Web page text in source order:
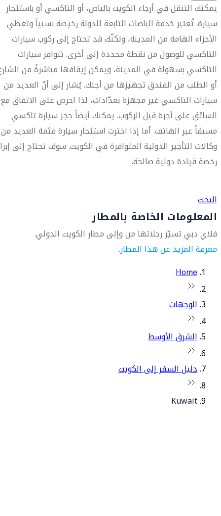
يمكنك التنقل في أرجاء الكويت بالباص، أو التاكسي أو باستئجار
سيارة. تُعتبر خدمة الباصات التابعة للدولة رخيصة نسبياً وتغطي
الأجزاء الهامة من المدينة، ولكنّك قد تحتاج إلى ركوب سيارات
التاكسي للوصول من نقطة محددة إلى أخرى. تتوافر سيارات
التاكسي بسهولة في المدينة، ويمكن إيقافها مباشرةً من
أو الطلب من الفندق تجهيزها من أجلك. يُشار إلى أنّ العديد من
سيارات التاكسي غير مجهزة بعدّادات، لذا احرص على الاتفاق مع
السائق على أجرة قبل الركوب. يمكنك أيضاً حجز سيارة تاكسي
مسبقاً عبر الهاتف. أما إذا اخترت استئجار سيارة فثمة العديد من
وكالات التأجير الدولية المتوافرة في الكويت. سوف تحتاج إلى
رخصة قيادة دولية صالحة.
البحث
المعلومات الخاصة بالمطار
فلاي دبي تسيّر رحلاتها من وإلى مطار الكويت الدولي.
معرفة المزيد عن هذا المطار.
Home
الوجهات
الشرق الأوسط
دليل السفر إلى الكويت
Kuwait